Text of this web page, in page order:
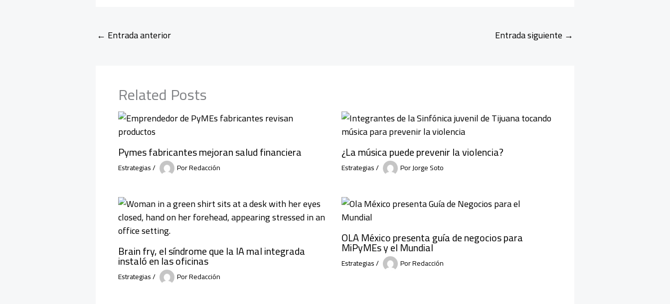
← Entrada anterior Entrada siguiente →
Related Posts
Pymes fabricantes mejoran salud financiera
Estrategias/ PorRedacción
¿La música puede prevenir la violencia?
Estrategias/ PorJorge Soto
Brain fry, el síndrome que la IA mal integrada
instaló en las oficinas
Estrategias/ PorRedacción
OLA México presenta guía de negocios para
MiPyMEs y el Mundial
Estrategias/ PorRedacción